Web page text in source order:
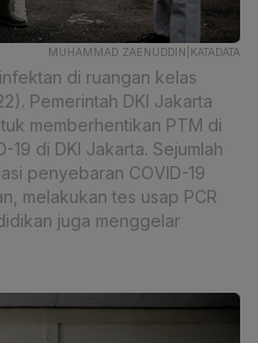
MUHAMMAD ZAENUDDIN|KATADATA
di ruangan kelas
Pemerintah DKI Jakarta
memberhentikan PTM di
19 di DKI Jakarta. Sejumlah
penyebaran COVID-19
melakukan tes usap PCR
juga menggelar